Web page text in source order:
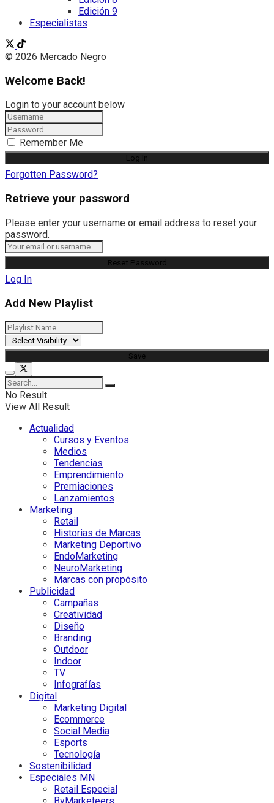
Edición 9
Especialistas
© 2026 Mercado Negro
Welcome Back!
Login to your account below
Remember Me
Forgotten Password?
Retrieve your password
Please enter your username or email address to reset your
password.
Log In
Add New Playlist
No Result
View All Result
Actualidad
Cursos y Eventos
Medios
Tendencias
Emprendimiento
Premiaciones
Lanzamientos
Marketing
Retail
Historias de Marcas
Marketing Deportivo
EndoMarketing
NeuroMarketing
Marcas con propósito
Publicidad
Campañas
Creatividad
Diseño
Branding
Outdoor
Indoor
TV
Infografías
Digital
Marketing Digital
Ecommerce
Social Media
Esports
Tecnología
Sostenibilidad
Especiales MN
Retail Especial
ByMarketeers